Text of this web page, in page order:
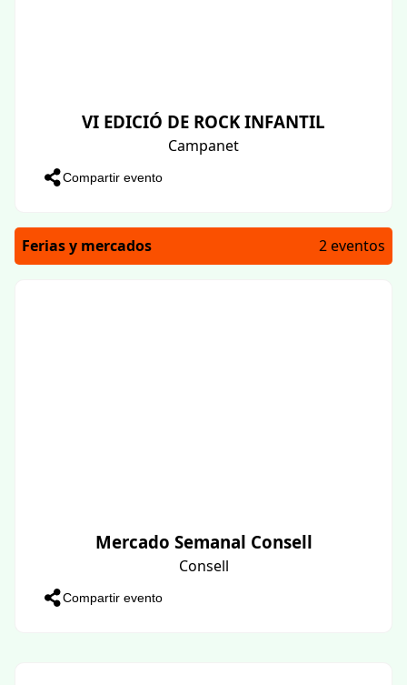
VI EDICIÓ DE ROCK INFANTIL
Campanet
Compartir evento
Ferias y mercados 2 eventos
Mercado Semanal Consell
Consell
Compartir evento